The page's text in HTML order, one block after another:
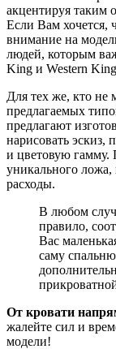
акцентируя таким
Если Вам хочется,
внимание на
людей, которым
King и Western
Для тех же, кто не
предлагаемых
предлагают
нарисовать эскиз,
и цветовую гамму.
уникального ложа,
расходы.
В любом
правило,
Вас
саму
От кровати
жалейте сил и
модели!